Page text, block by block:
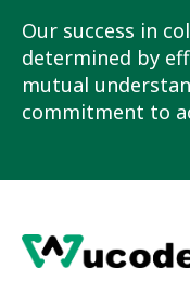
Our success in
determined by
mutual
commitment to